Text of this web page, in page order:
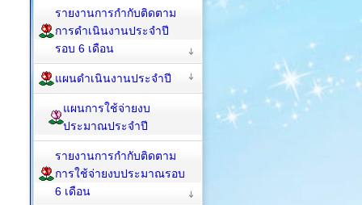
รายงานการกำกับติดตาม
การดำเนินงานประจำปี
รอบ 6 เดือน
แผนดำเนินงานประจำปี
แผนการใช้จ่ายงบ
ประมาณประจำปี
รายงานการกำกับติดตาม
การใช้จ่ายงบประมาณรอบ
6 เดือน